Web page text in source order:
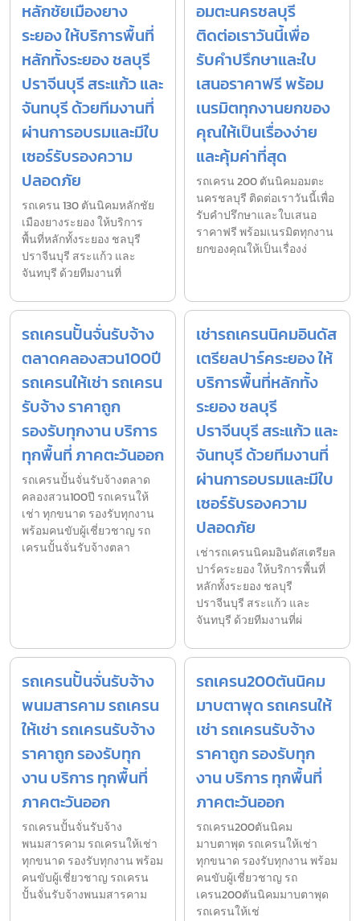
หลักชัยเมืองยาง
ระยอง ให้บริการพื้นที่
หลักทั้งระยอง ชลบุรี
ปราจีนบุรี สระแก้ว และ
จันทบุรี ด้วยทีมงานที่
ผ่านการอบรมและมีใบ
เซอร์รับรองความ
ปลอดภัย
รถเครน 130 ตันนิคมหลักชัย
เมืองยางระยอง ให้บริการ
พื้นที่หลักทั้งระยอง ชลบุรี
ปราจีนบุรี สระแก้ว และ
จันทบุรี ด้วยทีมงานที่
อมตะนครชลบุรี
ติดต่อเราวันนี้เพื่อ
รับคำปรึกษาและใบ
เสนอราคาฟรี พร้อม
เนรมิตทุกงานยกของ
คุณให้เป็นเรื่องง่าย
และคุ้มค่าที่สุด
รถเครน 200 ตันนิคมอมตะ
นครชลบุรี ติดต่อเราวันนี้เพื่อ
รับคำปรึกษาและใบเสนอ
ราคาฟรี พร้อมเนรมิตทุกงาน
ยกของคุณให้เป็นเรื่องง่
รถเครนปั้นจั่นรับจ้าง
ตลาดคลองสวน100ปี
รถเครนให้เช่า รถเครน
รับจ้าง ราคาถูก
รองรับทุกงาน บริการ
ทุกพื้นที่ ภาคตะวันออก
รถเครนปั้นจั่นรับจ้างตลาด
คลองสวน100ปี รถเครนให้
เช่า ทุกขนาด รองรับทุกงาน
พร้อมคนขับผู้เชี่ยวชาญ รถ
เครนปั้นจั่นรับจ้างตลา
เช่ารถเครนนิคมอินดัส
เตรียลปาร์คระยอง ให้
บริการพื้นที่หลักทั้ง
ระยอง ชลบุรี
ปราจีนบุรี สระแก้ว และ
จันทบุรี ด้วยทีมงานที่
ผ่านการอบรมและมีใบ
เซอร์รับรองความ
ปลอดภัย
เช่ารถเครนนิคมอินดัสเตรียล
ปาร์คระยอง ให้บริการพื้นที่
หลักทั้งระยอง ชลบุรี
ปราจีนบุรี สระแก้ว และ
จันทบุรี ด้วยทีมงานที่ผ่
รถเครนปั้นจั่นรับจ้าง
พนมสารคาม รถเครน
ให้เช่า รถเครนรับจ้าง
ราคาถูก รองรับทุก
งาน บริการ ทุกพื้นที่
ภาคตะวันออก
รถเครนปั้นจั่นรับจ้าง
พนมสารคาม รถเครนให้เช่า
ทุกขนาด รองรับทุกงาน พร้อม
คนขับผู้เชี่ยวชาญ รถเครน
ปั้นจั่นรับจ้างพนมสารคาม
รถเครน200ตันนิคม
มาบตาพุด รถเครนให้
เช่า รถเครนรับจ้าง
ราคาถูก รองรับทุก
งาน บริการ ทุกพื้นที่
ภาคตะวันออก
รถเครน200ตันนิคม
มาบตาพุด รถเครนให้เช่า
ทุกขนาด รองรับทุกงาน พร้อม
คนขับผู้เชี่ยวชาญ รถ
เครน200ตันนิคมมาบตาพุด
รถเครนให้เช่